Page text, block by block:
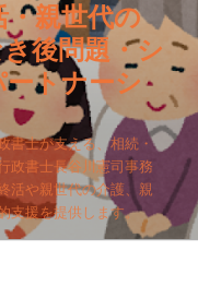
親世代の
後問題・シ
トナーシ
書士が支える、相続・
政書士長谷川憲司事務
活や親世代の介護、親
支援を提供します。